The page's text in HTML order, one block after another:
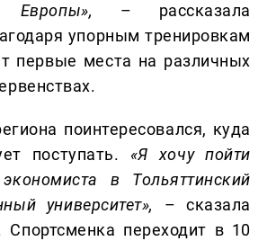
Европы»,
– рассказала
упорным тренировкам
первые места на различных
поинтересовался, куда
поступать. «Я хочу пойти
в Тольяттинский
университет»,
– сказала
Спортсменка переходит в 10